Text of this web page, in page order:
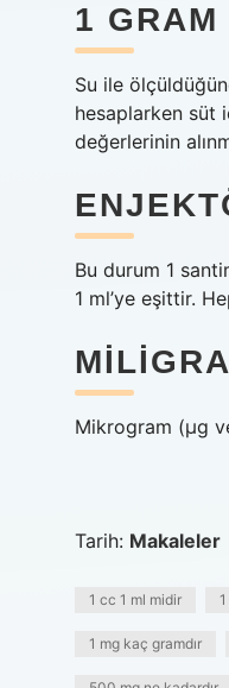
1 GRAM
Su ile
hesaplarken süt
değerlerinin
Bu durum 1
1 ml’ye eşittir.
Mikrogram (µg
Tarih: Makaleler
1 cc 1 ml midir
1 mg kaç gramdır